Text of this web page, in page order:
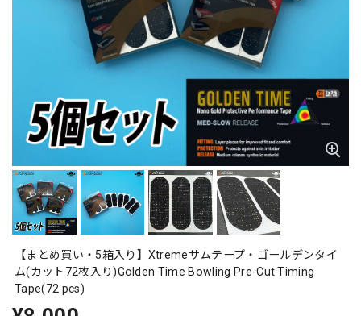
【まとめ買い・5箱入り】Xtremeサムテープ・ゴールデンタイ
ム(カット72枚入り)Golden Time Bowling Pre-Cut Timing
Tape(72 pcs)